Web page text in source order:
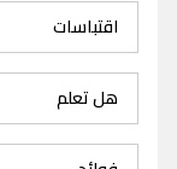
اقتباسات
هل تعلم